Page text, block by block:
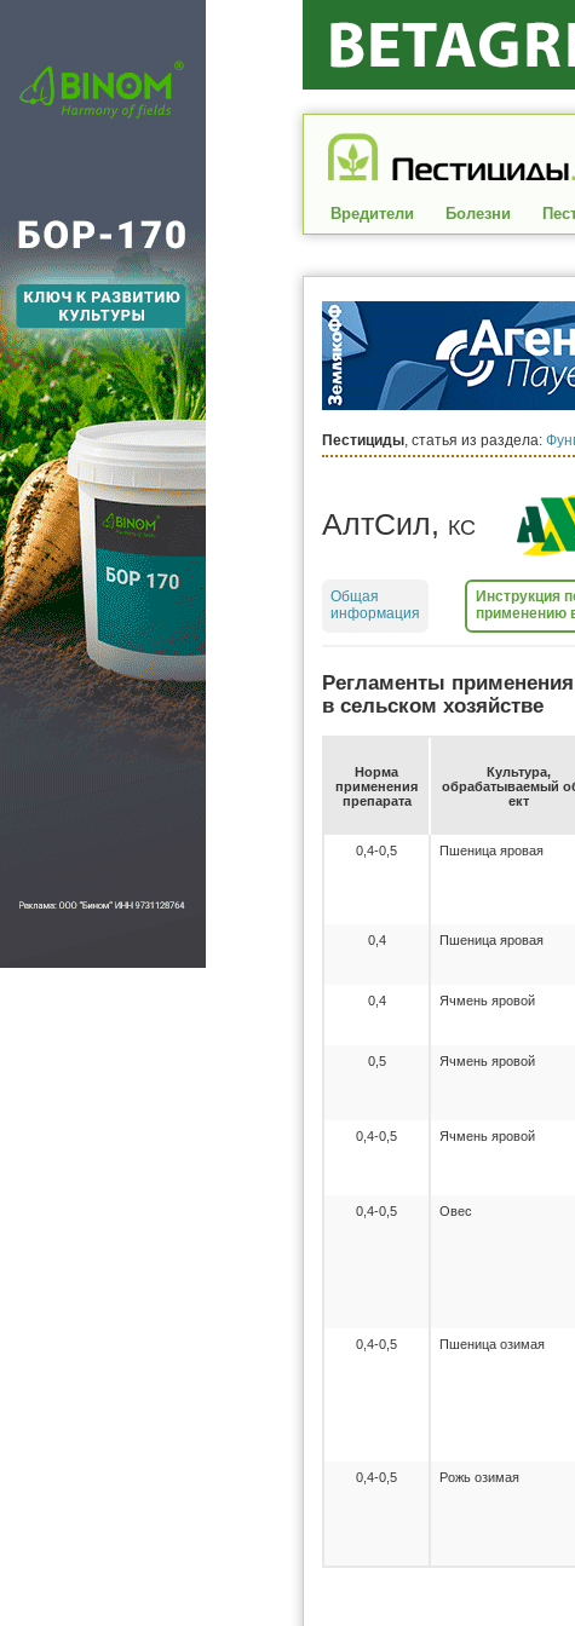
Вредители Болезни
Пестициды, статья из раздела:
АлтСил, КС
Общая
информация
Инструкция
применению
Регламенты применения
в сельском хозяйстве
Нор­ма
при­ме­не­ния
пре­па­ра­та
Куль­ту­ра,
об­ра­ба­ты­ва­емый
ект
0,4-0,5 Пшеница яровая
0,4 Пшеница яровая
0,4 Ячмень яровой
0,5 Ячмень яровой
0,4-0,5 Ячмень яровой
0,4-0,5 Овес
0,4-0,5 Пшеница озимая
0,4-0,5 Рожь озимая